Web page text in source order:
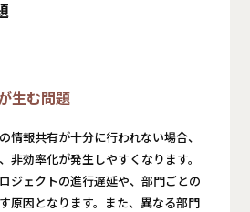
生む問題
情報共有が十分に行われない場合、
非効率化が発生しやすくなります。
ジェクトの進行遅延や、部門ごとの
原因となります。また、異なる部門